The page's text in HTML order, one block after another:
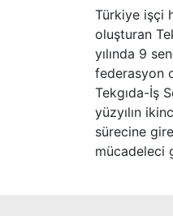
Türkiye işçi
oluşturan
yılında 9
federasyon
Tekgıda-İş
yüzyılın
sürecine
mücadeleci